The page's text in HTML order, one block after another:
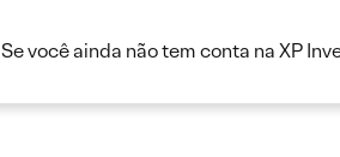
Se você ainda não tem conta na XP